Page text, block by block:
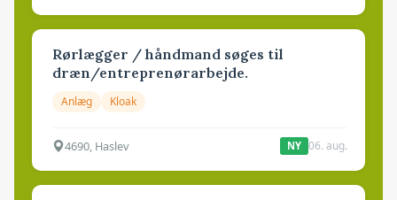
Rørlægger / håndmand søges til
dræn/entreprenørarbejde.
Anlæg Kloak
4690, Haslev NY 06. aug.